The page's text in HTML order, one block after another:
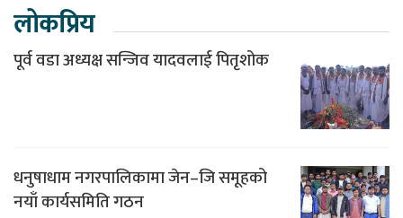
लोकप्रिय
पूर्व वडा अध्यक्ष सन्जिव यादवलाई पितृशोक
धनुषाधाम नगरपालिकामा जेन–जि समूहको
नयाँ कार्यसमिति गठन